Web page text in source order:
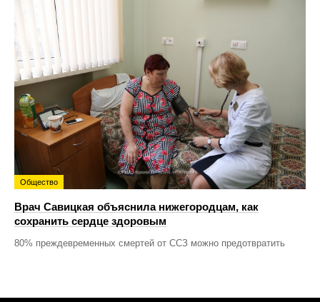
Общество
Врач Савицкая объяснила нижегородцам, как
сохранить сердце здоровым
80% преждевременных смертей от ССЗ можно предотвратить